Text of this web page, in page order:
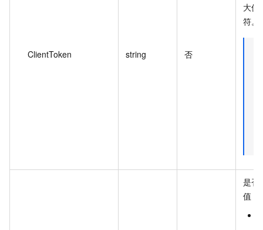
ClientToken string 否
大值
符。
是否
值：